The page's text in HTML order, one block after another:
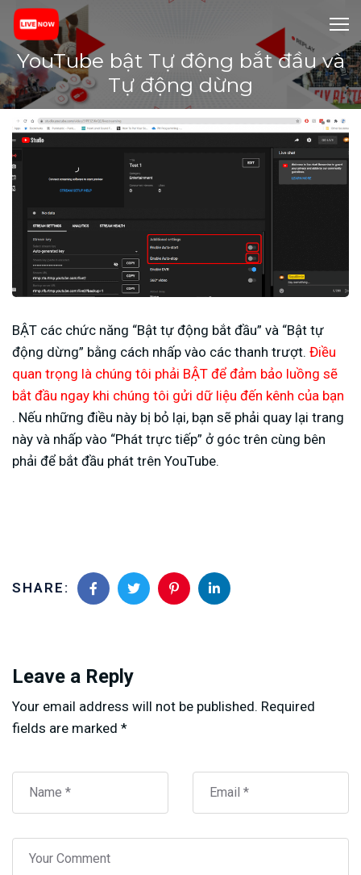
YouTube bật Tự động bắt đầu và
Tự động dừng
BẬT các chức năng “Bật tự động bắt đầu” và “Bật tự
động dừng” bằng cách nhấp vào các thanh trượt. Điều
quan trọng là chúng tôi phải BẬT để đảm bảo luồng sẽ
bắt đầu ngay khi chúng tôi gửi dữ liệu đến kênh của bạn
. Nếu những điều này bị bỏ lại, bạn sẽ phải quay lại trang
này và nhấp vào “Phát trực tiếp” ở góc trên cùng bên
phải để bắt đầu phát trên YouTube.
SHARE:
Leave a Reply
Your email address will not be published. Required
fields are marked *